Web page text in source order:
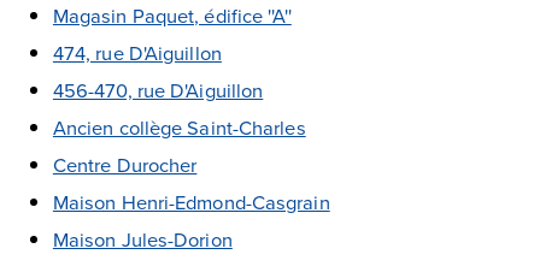
Magasin Paquet, édifice ''A''
474, rue D'Aiguillon
456-470, rue D'Aiguillon
Ancien collège Saint-Charles
Centre Durocher
Maison Henri-Edmond-Casgrain
Maison Jules-Dorion